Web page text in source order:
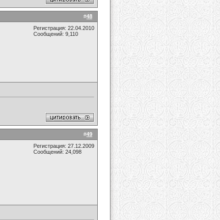
#48
Регистрация: 22.04.2010
Сообщений: 9,110
#49
Регистрация: 27.12.2009
Сообщений: 24,098